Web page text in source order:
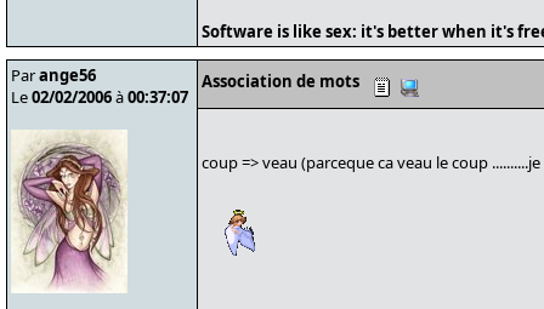
Software is like sex: it's better when it's
Parange56
Le02/02/2006à00:37:07
Association de mots
coup => veau (parceque ca veau le coup